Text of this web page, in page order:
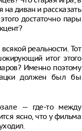
на диван и рассказать
достаточно пары
реальности. Тот
итог этого
Именно поэтому
должен был бы
— где-то между
ясно, что у фильма